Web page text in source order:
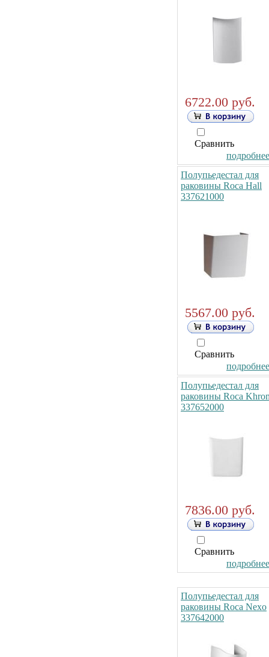
6722.00 руб.
Сравнить
Полупьедестал для
раковины Roca Hall
337621000
5567.00 руб.
Сравнить
Полупьедестал для
раковины Roca
337652000
7836.00 руб.
Сравнить
Полупьедестал для
раковины Roca Nexo
337642000